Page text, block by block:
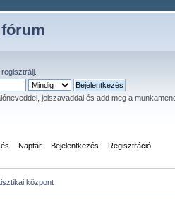
regisztrálj
jelszavaddal és add meg a
Naptár Bejelentkezés Regisztráció
központ